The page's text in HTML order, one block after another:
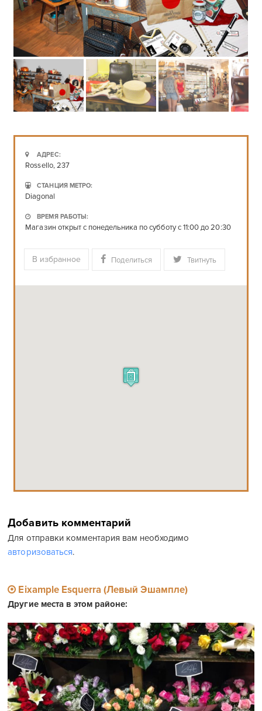
АДРЕС:
Rossello, 237
СТАНЦИЯ МЕТРО:
Diagonal
ВРЕМЯ РАБОТЫ:
Магазин открыт с понедельника по субботу с 11:00 до 20:30
В избранное Поделиться Твитнуть
Добавить комментарий
Для отправки комментария вам необходимо
авторизоваться.
Eixample Esquerra (Левый Эшампле)
Другие места в этом районе: